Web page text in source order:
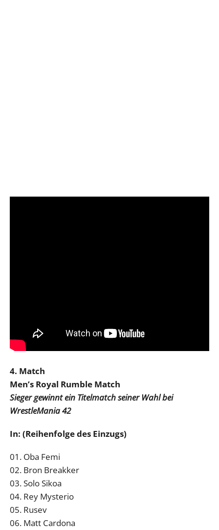
4. Match
Men’s Royal Rumble Match
Sieger gewinnt ein Titelmatch seiner Wahl bei
WrestleMania 42
In: (Reihenfolge des Einzugs)
01. Oba Femi
02. Bron Breakker
03. Solo Sikoa
04. Rey Mysterio
05. Rusev
06. Matt Cardona